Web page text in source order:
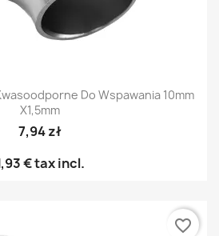
Do Wspawania 10mm
X1,5mm
7,94 zł
€tax incl.
favorite_border